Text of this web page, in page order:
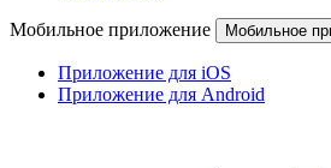
Мобильное приложение Мобильное
Приложение для iOS
Приложение для Android